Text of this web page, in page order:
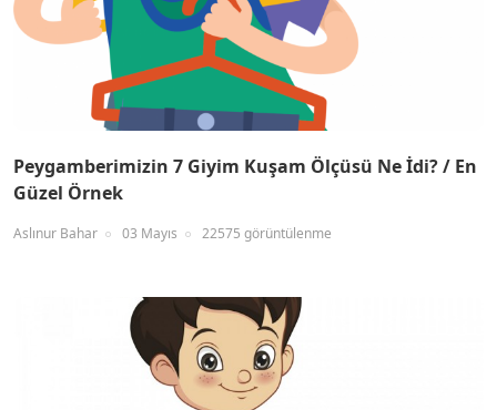
Peygamberimizin 7 Giyim Kuşam Ölçüsü Ne İdi? / En
Güzel Örnek
Aslınur Bahar 03 Mayıs 22575 görüntülenme